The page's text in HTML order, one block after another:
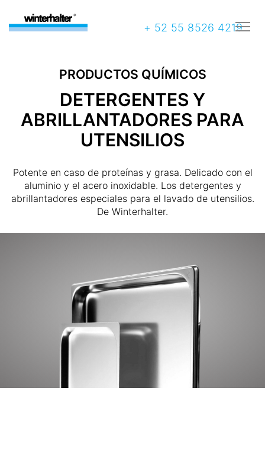
+ 52 55 8526 4219
PRODUCTOS QUÍMICOS
DETERGENTES Y
ABRILLANTADORES PARA
UTENSILIOS
Potente en caso de proteínas y grasa. Delicado con el
aluminio y el acero inoxidable. Los detergentes y
abrillantadores especiales para el lavado de utensilios.
De Winterhalter.